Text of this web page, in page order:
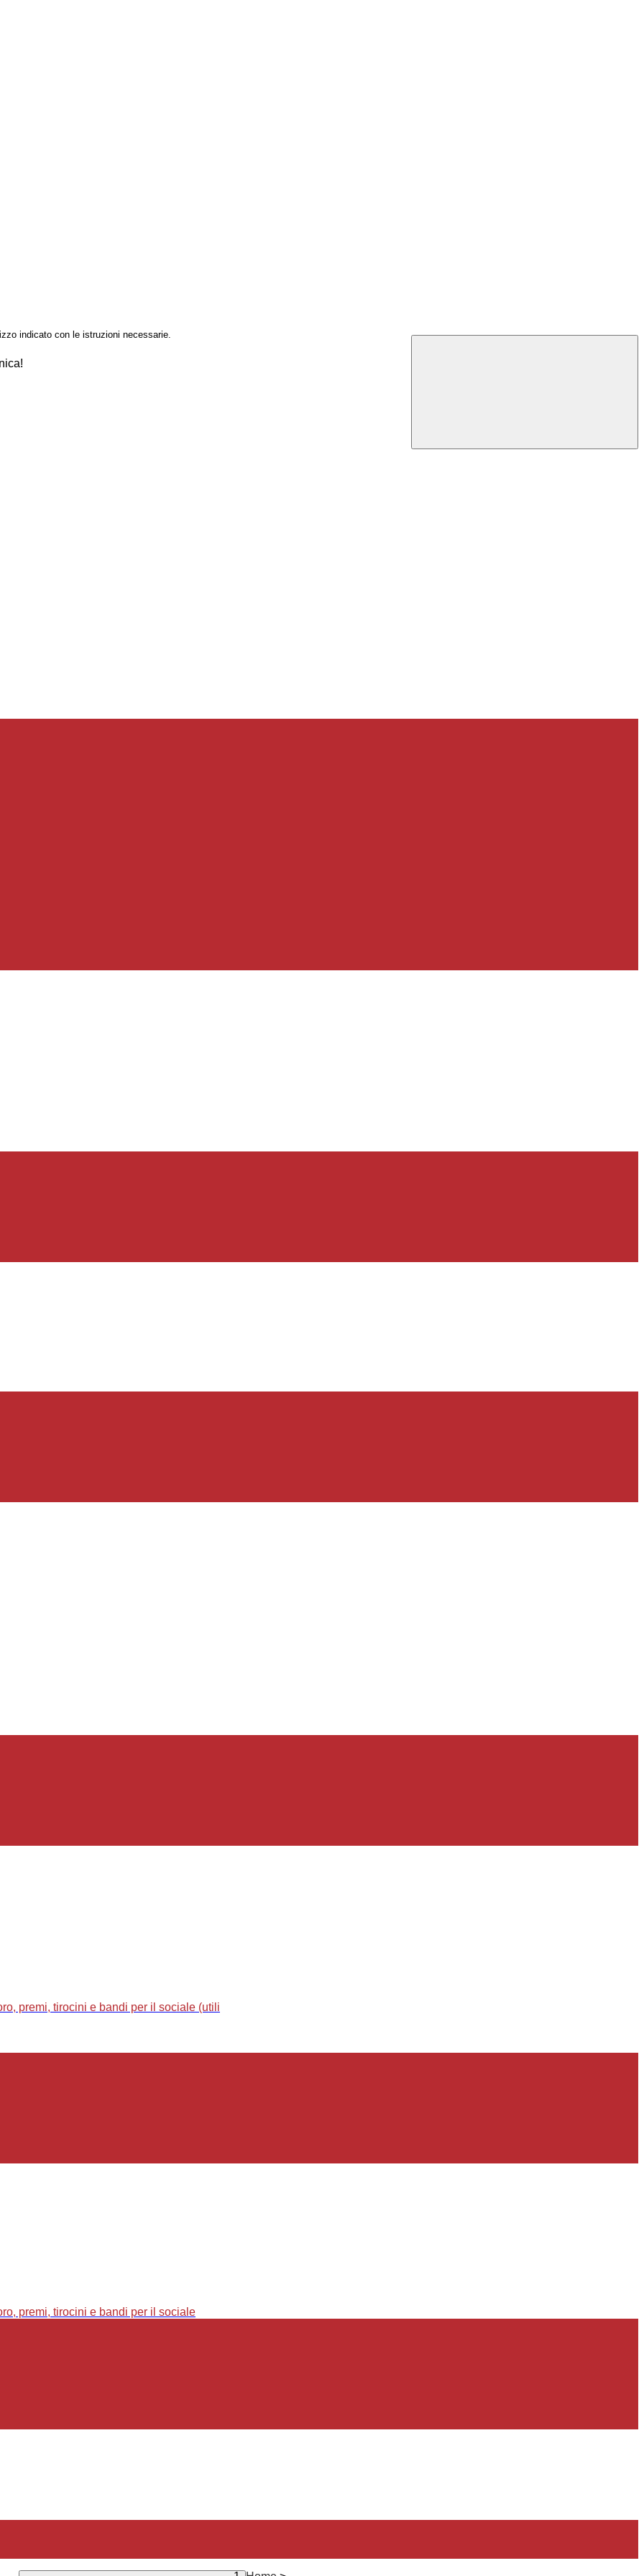
indicato con le istruzioni necessarie.
premi, tirocini e bandi per il sociale (utili
premi, tirocini e bandi per il sociale